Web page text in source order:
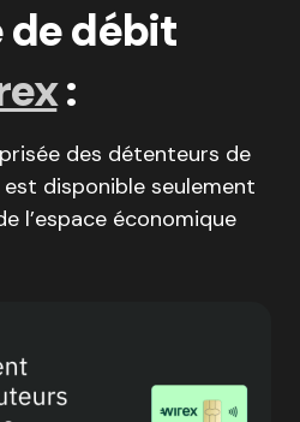
de débit
:
des détenteurs de
disponible seulement
l’espace économique